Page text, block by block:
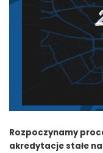
Rozpoczynamy
akredytacje stałe